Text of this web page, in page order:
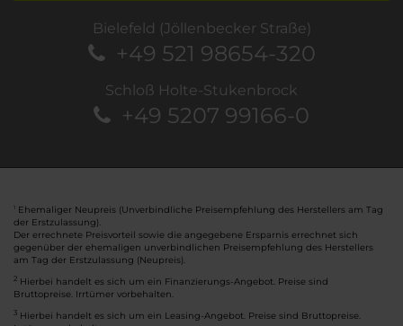
Bielefeld (Jöllenbecker Straße)
+49 521 98654-320
Schloß Holte-Stukenbrock
+49 5207 99166-0
Ehemaliger Neupreis (Unverbindliche Preisempfehlung des Herstellers am Tag
der Erstzulassung).
Der errechnete Preisvorteil sowie die angegebene Ersparnis errechnet sich
gegenüber der ehemaligen unverbindlichen Preisempfehlung des Herstellers
am Tag der Erstzulassung (Neupreis).
2 Hierbei handelt es sich um ein Finanzierungs-Angebot. Preise sind
Bruttopreise. Irrtümer vorbehalten.
3 Hierbei handelt es sich um ein Leasing-Angebot. Preise sind Bruttopreise.